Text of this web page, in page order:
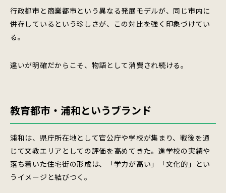
行政都市と商業都市という異なる発展モデルが、同じ市内に
併存しているという珍しさが、この対比を強く印象づけてい
る。
違いが明確だからこそ、物語として消費され続ける。
教育都市・浦和というブランド
浦和は、県庁所在地として官公庁や学校が集まり、戦後を通
じて文教エリアとしての評価を高めてきた。進学校の実績や
落ち着いた住宅街の形成は、「学力が高い」「文化的」とい
うイメージと結びつく。